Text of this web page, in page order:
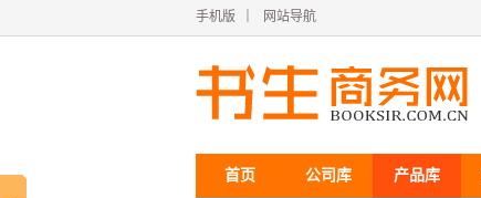
手机版 网站导航
首页 公司库 产品库